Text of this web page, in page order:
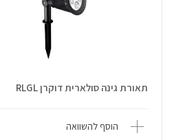
תאורת גינה סולארית דוקרן RLGL
הוסף להשוואה